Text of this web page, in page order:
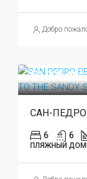
Добро
€3,795,000
6 6
ПЛЯЖНЫЙ